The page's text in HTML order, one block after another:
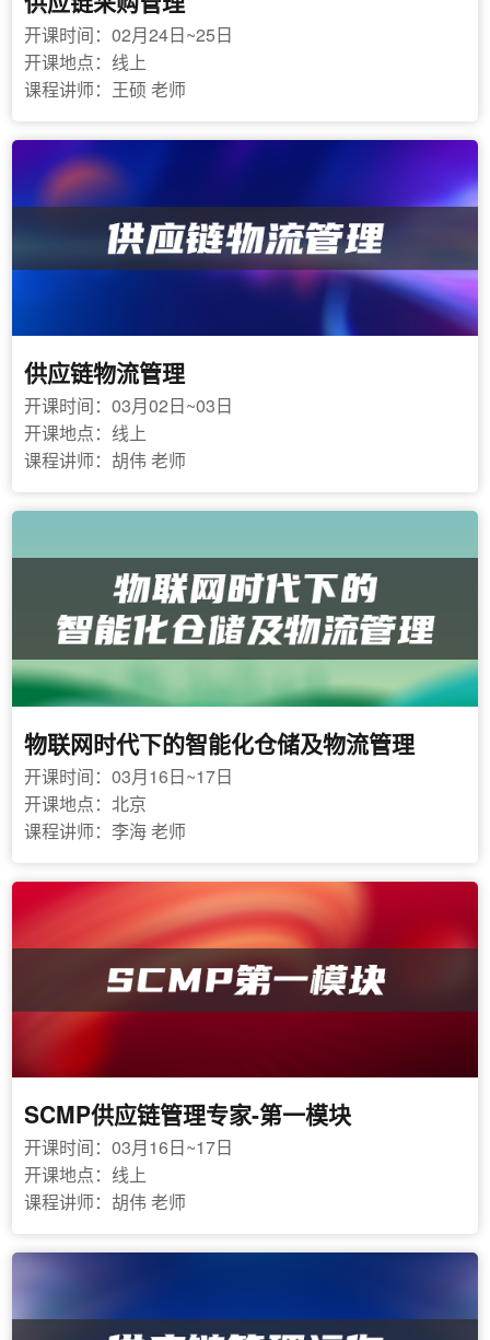
开课时间：02月24日~25日
开课地点：线上
课程讲师：王硕 老师
供应链物流管理
开课时间：03月02日~03日
开课地点：线上
课程讲师：胡伟 老师
物联网时代下的智能化仓储及物流管理
开课时间：03月16日~17日
开课地点：北京
课程讲师：李海 老师
SCMP供应链管理专家-第一模块
开课时间：03月16日~17日
开课地点：线上
课程讲师：胡伟 老师